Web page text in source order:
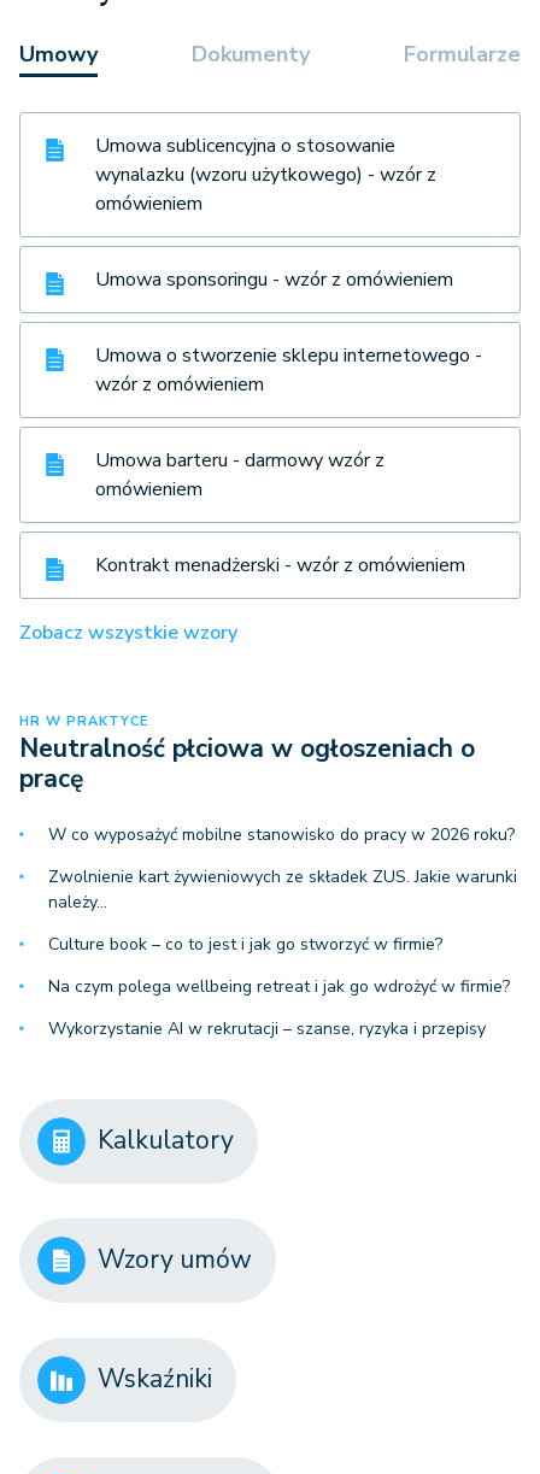
Umowy Dokumenty Formularze
Umowa sublicencyjna o stosowanie
wynalazku (wzoru użytkowego) - wzór z
omówieniem
Umowa sponsoringu - wzór z omówieniem
Umowa o stworzenie sklepu internetowego -
wzór z omówieniem
Umowa barteru - darmowy wzór z
omówieniem
Kontrakt menadżerski - wzór z omówieniem
Zobacz wszystkie wzory
HR W PRAKTYCE
Neutralność płciowa w ogłoszeniach o
pracę
W co wyposażyć mobilne stanowisko do pracy w 2026 roku?
Zwolnienie kart żywieniowych ze składek ZUS. Jakie warunki
należy…
Culture book – co to jest i jak go stworzyć w firmie?
Na czym polega wellbeing retreat i jak go wdrożyć w firmie?
Wykorzystanie AI w rekrutacji – szanse, ryzyka i przepisy
Kalkulatory
Wzory umów
Wskaźniki